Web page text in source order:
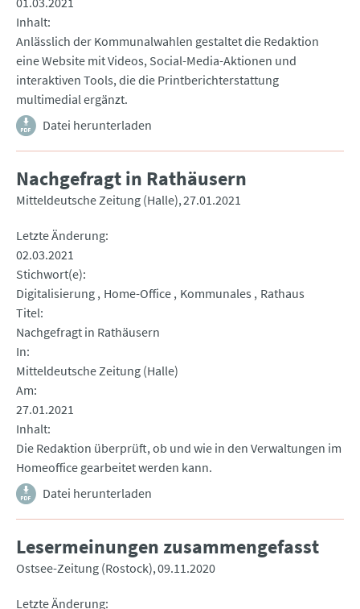
Inhalt
Anlässlich der Kommunalwahlen gestaltet die Redaktion
eine Website mit Videos, Social-Media-Aktionen und
interaktiven Tools, die die Printberichterstattung
multimedial ergänzt.
Datei herunterladen
Nachgefragt in Rathäusern
Mitteldeutsche Zeitung (Halle) 27.01.2021
Letzte Änderung
02.03.2021
Stichwort(e)
Digitalisierung Home-Office Kommunales
Rathaus
Titel
Nachgefragt in Rathäusern
In
Mitteldeutsche Zeitung (Halle)
Am
27.01.2021
Inhalt
Die Redaktion überprüft, ob und wie in den Verwaltungen im
Homeoffice gearbeitet werden kann.
Datei herunterladen
Lesermeinungen zusammengefasst
Ostsee-Zeitung (Rostock) 09.11.2020
Letzte Änderung